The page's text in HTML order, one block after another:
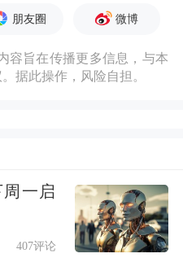
资，最新估值达
另一面，是公司
：2025年毛利率
3.45亿元，经营活
亿元，仍需持续烧
朋友圈 微博
容旨在传播更多信息，与本
据此操作，风险自担。
一启
407评论